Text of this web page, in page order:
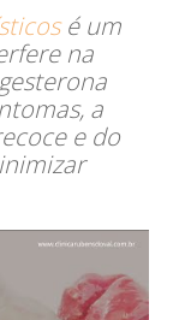
é um
na
a
e do